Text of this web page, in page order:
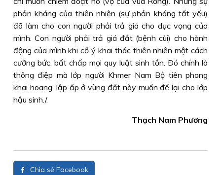
phản kháng của thiên nhiên (sự phản kháng tất yếu)
đã làm cho con người phải trả giá cho dục vọng của
mình. Con người phải trả giá đắt (bệnh cùi) cho hành
động của mình khi cố ý khai thác thiên nhiên một cách
cưỡng bức, bất chấp mọi quy luật sinh tồn. Ðó chính là
thông điệp mà lớp người Khmer Nam Bộ tiên phong
khai hoang, lập ấp ở vùng đất này muốn để lại cho lớp
hậu sinh./.
Thạch Nam Phương
Chia sẻ Facebook